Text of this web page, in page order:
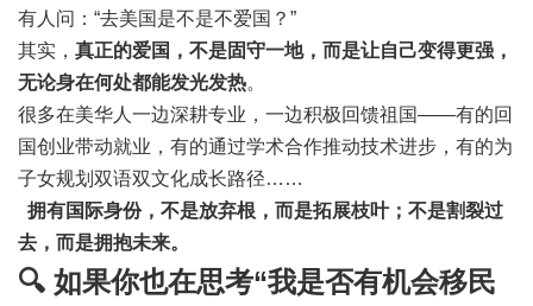
有人问：“去美国是不是不爱国？”
其实， 真正的爱国，不是固守一地，而是让自己变得更强，
无论身在何处都能发光发热。
很多在美华人一边深耕专业，一边积极回馈祖国——有的回
国创业带动就业，有的通过学术合作推动技术进步，有的为
子女规划双语双文化成长路径……
拥有国际身份，不是放弃根，而是拓展枝叶；不是割裂过
去，而是拥抱未来。
🔍 如果你也在思考“我是否有机会移民